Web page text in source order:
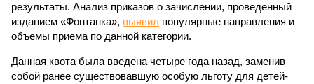
результаты. Анализ приказов о зачислении, проведенный
изданием «Фонтанка», выявил популярные направления и
объемы приема по данной категории.
Данная квота была введена четыре года назад, заменив
собой ранее существовавшую особую льготу для детей-